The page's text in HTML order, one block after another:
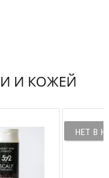
Root Extract,
И КОЖЕЙ
НЕТ В